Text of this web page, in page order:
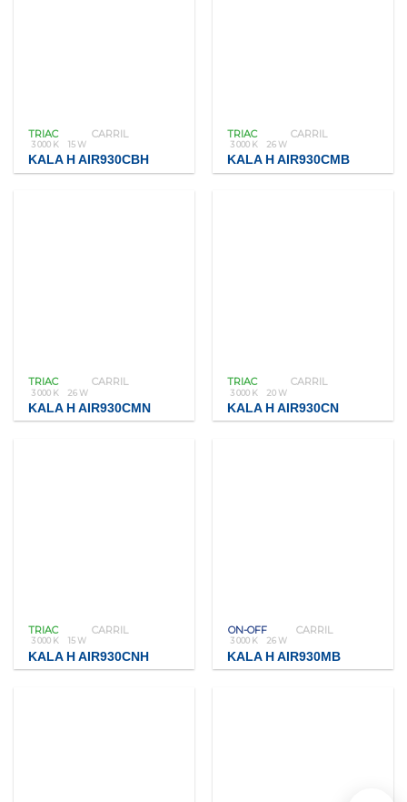
TRIAC CARRIL
3 000 K 15 W
KALA H AIR930CBH
TRIAC CARRIL
3 000 K 26 W
KALA H AIR930CMB
TRIAC CARRIL
3 000 K 26 W
KALA H AIR930CMN
TRIAC CARRIL
3 000 K 20 W
KALA H AIR930CN
TRIAC CARRIL
3 000 K 15 W
KALA H AIR930CNH
ON-OFF CARRIL
3 000 K 26 W
KALA H AIR930MB